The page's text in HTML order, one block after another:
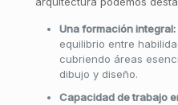
Una formación integral:
equilibrio entre
cubriendo áreas
dibujo y diseño.
Capacidad de trabajo